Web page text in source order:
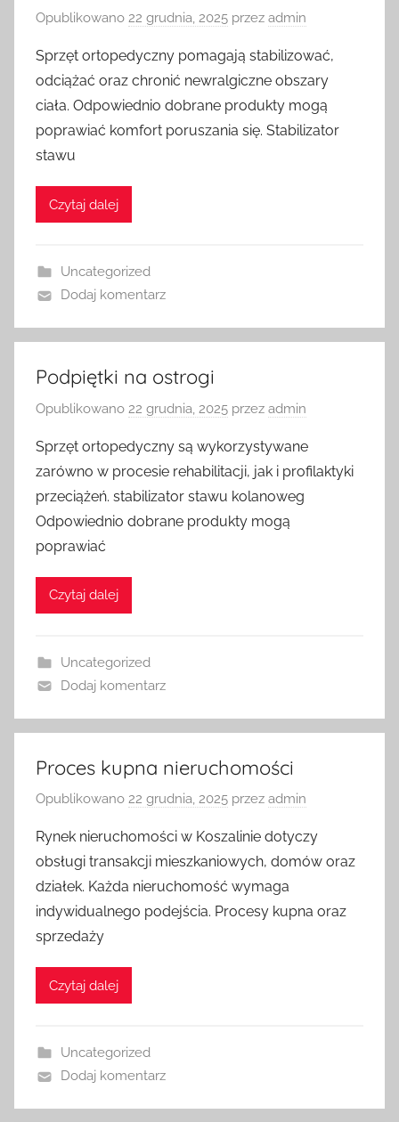
Opublikowano 22 grudnia, 2025 przez admin
Sprzęt ortopedyczny pomagają stabilizować,
odciążać oraz chronić newralgiczne obszary
ciała. Odpowiednio dobrane produkty mogą
poprawiać komfort poruszania się. Stabilizator
stawu
Czytaj dalej
Uncategorized
Dodaj komentarz
Podpiętki na ostrogi
Opublikowano 22 grudnia, 2025 przez admin
Sprzęt ortopedyczny są wykorzystywane
zarówno w procesie rehabilitacji, jak i profilaktyki
przeciążeń. stabilizator stawu kolanoweg
Odpowiednio dobrane produkty mogą
poprawiać
Czytaj dalej
Uncategorized
Dodaj komentarz
Proces kupna nieruchomości
Opublikowano 22 grudnia, 2025 przez admin
Rynek nieruchomości w Koszalinie dotyczy
obsługi transakcji mieszkaniowych, domów oraz
działek. Każda nieruchomość wymaga
indywidualnego podejścia. Procesy kupna oraz
sprzedaży
Czytaj dalej
Uncategorized
Dodaj komentarz